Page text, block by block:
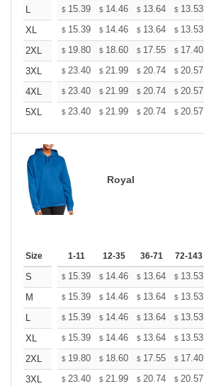
L
$ 15.39 $ 14.46 $ 13.64 $ 13.53
XL
$ 15.39 $ 14.46 $ 13.64 $ 13.53
2XL
$ 19.80 $ 18.60 $ 17.55 $ 17.40
3XL
$ 23.40 $ 21.99 $ 20.74 $ 20.57
4XL
$ 23.40 $ 21.99 $ 20.74 $ 20.57
5XL
$ 23.40 $ 21.99 $ 20.74 $ 20.57
Royal
Size 1-11 12-35 36-71 72-143
S $ 15.39 $ 14.46 $ 13.64 $ 13.53
M
$ 15.39 $ 14.46 $ 13.64 $ 13.53
L
$ 15.39 $ 14.46 $ 13.64 $ 13.53
XL
$ 15.39 $ 14.46 $ 13.64 $ 13.53
2XL
$ 19.80 $ 18.60 $ 17.55 $ 17.40
3XL
$ 23.40 $ 21.99 $ 20.74 $ 20.57